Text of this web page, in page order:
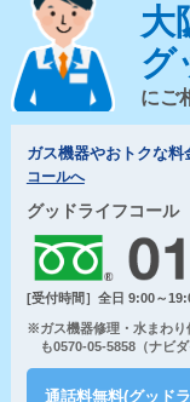
大
グ
にご
ガス機器やおトクな
コールへ
グッドライフコール
[受付時間］全日 9:00～
※ガス機器修理・水まわり
も0570-05-5858（ナビ
通話料無料(グッド